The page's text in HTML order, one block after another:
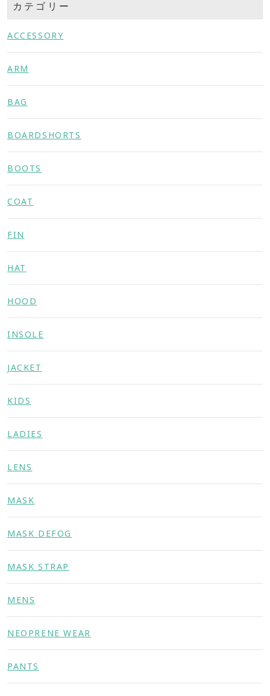
カテゴリー
ACCESSORY
ARM
BAG
BOARDSHORTS
BOOTS
COAT
FIN
HAT
HOOD
INSOLE
JACKET
KIDS
LADIES
LENS
MASK
MASK DEFOG
MASK STRAP
MENS
NEOPRENE WEAR
PANTS